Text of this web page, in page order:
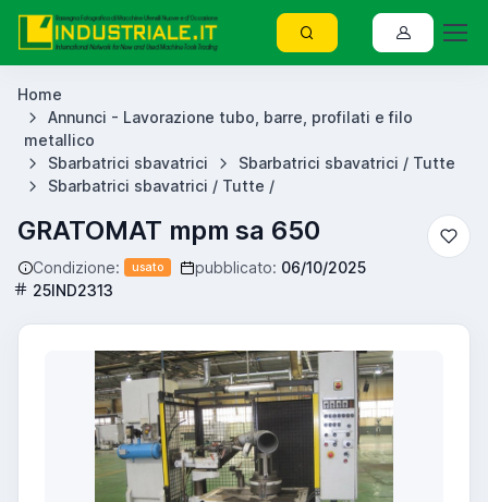
Home
Annunci - Lavorazione tubo, barre, profilati e filo
metallico
Sbarbatrici sbavatrici
Sbarbatrici sbavatrici / Tutte
Sbarbatrici sbavatrici / Tutte /
GRATOMAT mpm sa 650
Condizione: usato pubblicato: 06/10/2025
25IND2313